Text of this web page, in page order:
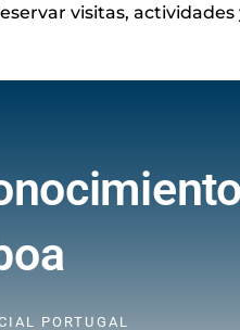
visitas,
PORTUGAL